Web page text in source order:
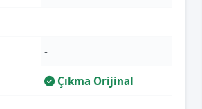
-
Çıkma Orijinal